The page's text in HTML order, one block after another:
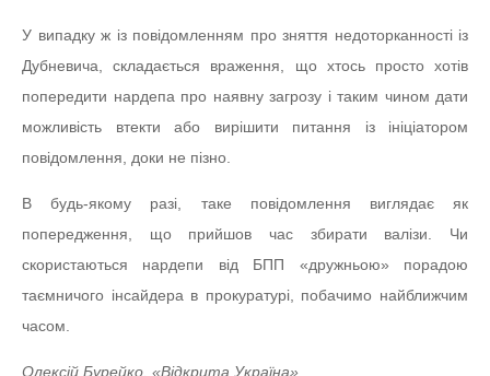
У випадку ж із повідомленням про зняття недоторканності із
Дубневича, складається враження, що хтось просто хотів
попередити нардепа про наявну загрозу і таким чином дати
можливість втекти або вирішити питання із ініціатором
повідомлення, доки не пізно.
В будь-якому разі, таке повідомлення виглядає як
попередження, що прийшов час збирати валізи. Чи
скористаються нардепи від БПП «дружньою» порадою
таємничого інсайдера в прокуратурі, побачимо найближчим
часом.
Олексій Бурейко, «Відкрита Україна»